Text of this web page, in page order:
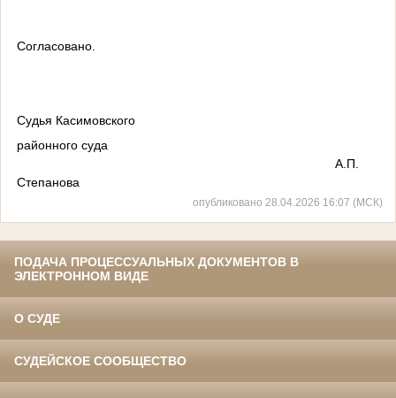
Согласовано.
Судья Касимовского
районного суда
А.П.
Степанова
опубликовано 28.04.2026 16:07 (МСК)
ПОДАЧА ПРОЦЕССУАЛЬНЫХ ДОКУМЕНТОВ В
ЭЛЕКТРОННОМ ВИДЕ
О СУДЕ
СУДЕЙСКОЕ СООБЩЕСТВО